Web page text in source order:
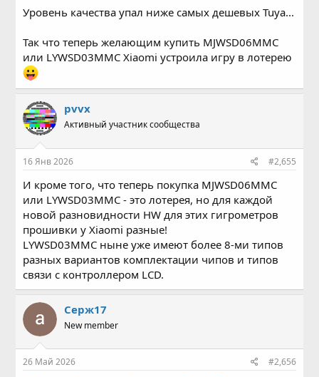
Уровень качества упал ниже самых дешевых Tuya...
Так что теперь желающим купить MJWSD06MMC
или LYWSD03MMC Xiaomi устроила игру в лотерею
pvvx
Активный участник сообщества
16 Янв 2026 #2,655
И кроме того, что теперь покупка MJWSD06MMC
или LYWSD03MMC - это лотерея, но для каждой
новой разновидности HW для этих гигрометров
прошивки у Xiaomi разные!
LYWSD03MMC ныне уже имеют более 8-ми типов
разных вариантов комплектации чипов и типов
связи с контроллером LCD.
Серж17
New member
26 Май 2026 #2,656